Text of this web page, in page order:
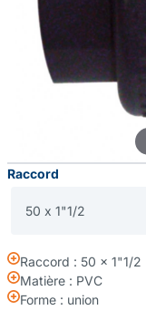
Raccord : 50 x 1"1/2
Matière : PVC
Forme : union
Raccord